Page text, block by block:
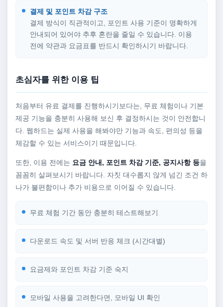
결제 및 포인트 차감 구조
결제 방식이 직관적이고, 포인트 사용 기준이 명확하게
안내되어 있어야 추후 혼란을 줄일 수 있습니다. 이용
전에 약관과 요금표를 반드시 확인하시기 바랍니다.
초심자를 위한 이용 팁
처음부터 유료 결제를 진행하시기보다는, 무료 체험이나 기본
제공 기능을 충분히 사용해 보신 후 결정하시는 것이 안전합니
다. 웹하드는 실제 사용을 해봐야만 기능과 속도, 편의성 등을
체감할 수 있는 서비스이기 때문입니다.
또한, 이용 전에는 요금 안내, 포인트 차감 기준, 공지사항 등을
꼼꼼히 살펴보시기 바랍니다. 자칫 대수롭지 않게 넘긴 조건 하
나가 불편함이나 추가 비용으로 이어질 수 있습니다.
무료 체험 기간 동안 충분히 테스트해보기
다운로드 속도 및 서버 반응 체크 (시간대별)
요금제와 포인트 차감 기준 숙지
모바일 사용을 고려한다면, 모바일 UI 확인